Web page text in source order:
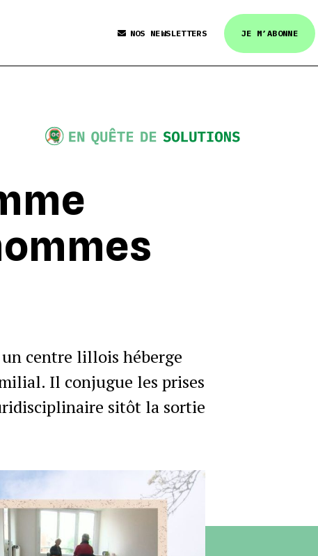
NOS NEWSLETTERS JE M’ABONNE
centre lillois héberge
Il conjugue les prises
sitôt la sortie